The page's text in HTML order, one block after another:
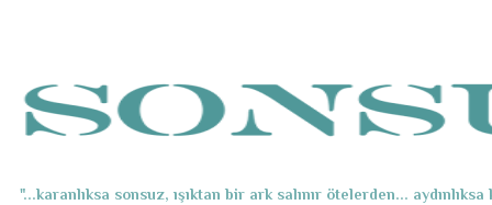
"...karanlıksa sonsuz, ışıktan bir ark salınır ötelerden... aydınlıksa